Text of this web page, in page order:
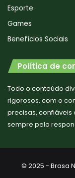
Esporte
Games
Benefícios Sociais
Política de
Todo o conteúdo
rigorosos, com o
precisas, confiáveis
sempre pela
© 2025 - Brasa